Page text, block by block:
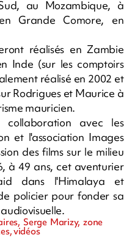
au Mozambique, à
Grande Comore, en
réalisés en Zambie
Inde (sur les comptoirs
réalisé en 2002 et
Rodrigues et Maurice à
mauricien.
avec les
et l'association Images
des films sur le milieu
à 49 ans, cet aventurier
dans l'Himalaya et
policier pour fonder sa
Serge Marizy, zone
vidéos